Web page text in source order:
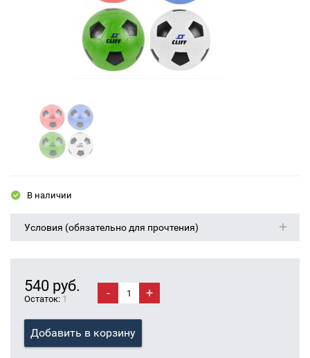
В наличии
Условия (обязательно для прочтения)
540 руб.
Остаток: 1 - +
Добавить в корзину